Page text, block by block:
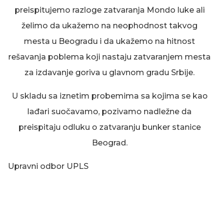
preispitujemo razloge zatvaranja Mondo luke ali
želimo da ukažemo na neophodnost takvog
mesta u Beogradu i da ukažemo na hitnost
rešavanja poblema koji nastaju zatvaranjem mesta
za izdavanje goriva u glavnom gradu Srbije.
U skladu sa iznetim probemima sa kojima se kao
lađari suočavamo, pozivamo nadležne da
preispitaju odluku o zatvaranju bunker stanice
Beograd.
Upravni odbor UPLS